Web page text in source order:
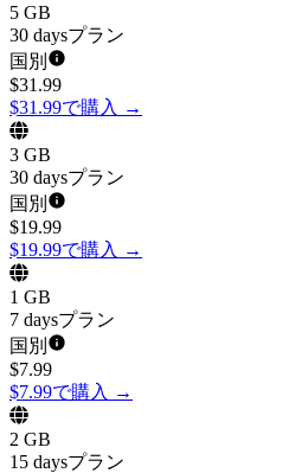
5 GB
30 daysプラン
国別
$31.99
$31.99で購入 →
3 GB
30 daysプラン
国別
$19.99
$19.99で購入 →
1 GB
7 daysプラン
国別
$7.99
$7.99で購入 →
2 GB
15 daysプラン